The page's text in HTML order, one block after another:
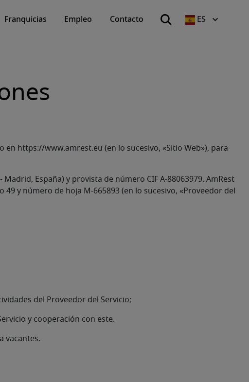
Franquicias Empleo Contacto ES
https://www.amrest.eu (en lo sucesivo, «Sitio Web»), para
España) y provista de número CIF A-88063979. AmRest
y número de hoja M-665893 (en lo sucesivo, «Proveedor del
del Proveedor del Servicio;
y cooperación con este.
vacantes.